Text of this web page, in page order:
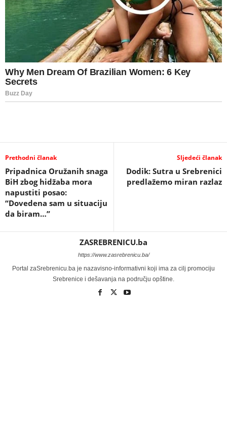
Prethodni članak
Pripadnica Oružanih snaga
BiH zbog hidžaba mora
napustiti posao:
“Dovedena sam u situaciju
da biram…”
Sljedeći članak
Dodik: Sutra u Srebrenici
predlažemo miran razlaz
ZASREBRENICU.ba
https://www.zasrebrenicu.ba/
Portal zaSrebrenicu.ba je nazavisno-informativni koji ima za cilj promociju
Srebrenice i dešavanja na području opštine.